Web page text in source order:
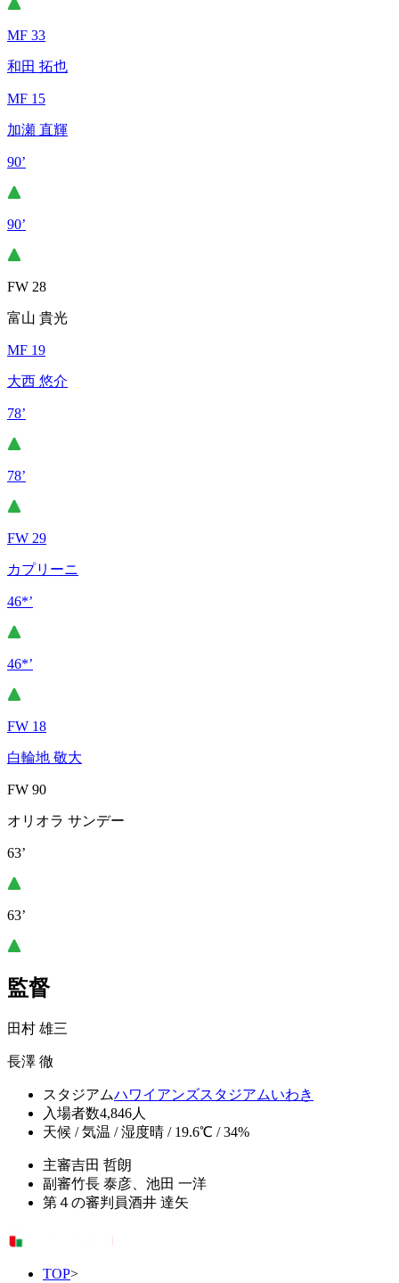
MF 33
和田 拓也
MF 15
加瀬 直輝
90’
90’
FW 28
富山 貴光
MF 19
大西 悠介
78’
78’
FW 29
カプリーニ
46*’
46*’
FW 18
白輪地 敬大
FW 90
オリオラ サンデー
63’
63’
監督
田村 雄三
長澤 徹
スタジアムハワイアンズスタジアムいわき
入場者数4,846人
天候 / 気温 / 湿度晴 / 19.6℃ / 34%
主審吉田 哲朗
副審竹長 泰彦、池田 一洋
第４の審判員酒井 達矢
TOP>